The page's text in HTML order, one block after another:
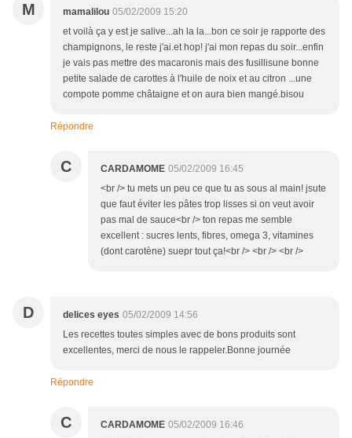
M mamalilou 05/02/2009 15:20
et voilà ça y est je salive...ah la la...bon ce soir je rapporte des
champignons, le reste j'ai.et hop! j'ai mon repas du soir...enfin
je vais pas mettre des macaronis mais des fusillisune bonne
petite salade de carottes à l'huile de noix et au citron ...une
compote pomme châtaigne et on aura bien mangé.bisou
Répondre
C CARDAMOME 05/02/2009 16:45
<br /> tu mets un peu ce que tu as sous al main! jsute
que faut éviter les pâtes trop lisses si on veut avoir
pas mal de sauce<br /> ton repas me semble
excellent : sucres lents, fibres, omega 3, vitamines
(dont carotène) suepr tout ça!<br /> <br /> <br />
D delices eyes 05/02/2009 14:56
Les recettes toutes simples avec de bons produits sont
excellentes, merci de nous le rappeler.Bonne journée
Répondre
C CARDAMOME 05/02/2009 16:46